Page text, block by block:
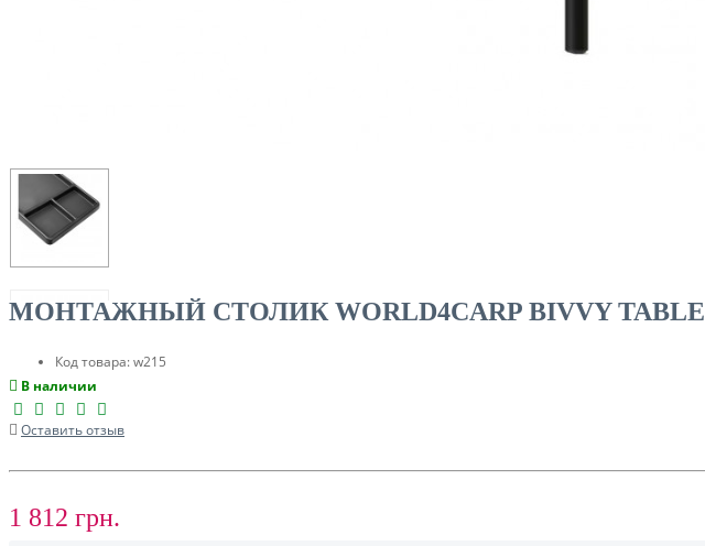
СУМКИ, ЧОХЛИ ДЛЯ КАРПОВИХ КОРАБЛИКІВ
ЛОДКИ И МОТОРЫ
МОНТАЖНЫЙ СТОЛИК WORLD4CARP BIVVY TABLE
Код товара:w215
В наличии
Оставить отзыв
1 812 грн.